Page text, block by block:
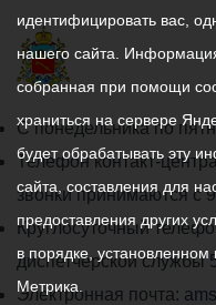
График
работы
администрации
местного
самоуправления
города
С понедельника по
Телефон контакт-
звонки принимаются с
Круглосуточный
диспетчерской службы
Электронная почта:
идентифицировать вас,
нашего сайта.
собранная при помощи
храниться на сервере
будет обрабатывать эту
сайта, составления для
предоставления других
в порядке, установленном
Метрика.